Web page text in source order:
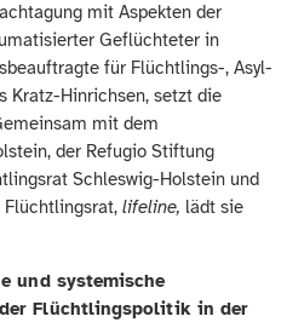
mit Aspekten der
Geflüchteter in
für Flüchtlings-, Asyl-
Kratz-Hinrichsen, setzt die
mit dem
der Refugio Stiftung
Schleswig-Holstein und
Flüchtlingsrat,lifeline, lädt sie
und systemische
Flüchtlingspolitik in der